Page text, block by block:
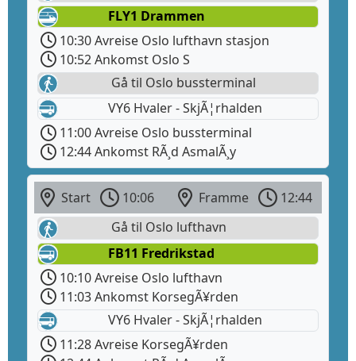
FLY1 Drammen
10:30 Avreise Oslo lufthavn stasjon
10:52 Ankomst Oslo S
Gå til Oslo bussterminal
VY6 Hvaler - SkjÃ¦rhalden
11:00 Avreise Oslo bussterminal
12:44 Ankomst RÃ¸d AsmalÃ¸y
Start 10:06 Framme
12:44
Gå til Oslo lufthavn
FB11 Fredrikstad
10:10 Avreise Oslo lufthavn
11:03 Ankomst KorsegÃ¥rden
VY6 Hvaler - SkjÃ¦rhalden
11:28 Avreise KorsegÃ¥rden